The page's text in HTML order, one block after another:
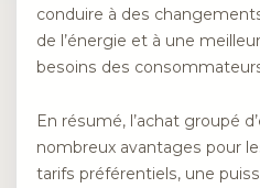
conduire à des
de l’énergie et à une
besoins des
En résumé, l’achat groupé
nombreux avantages pour
tarifs préférentiels, une